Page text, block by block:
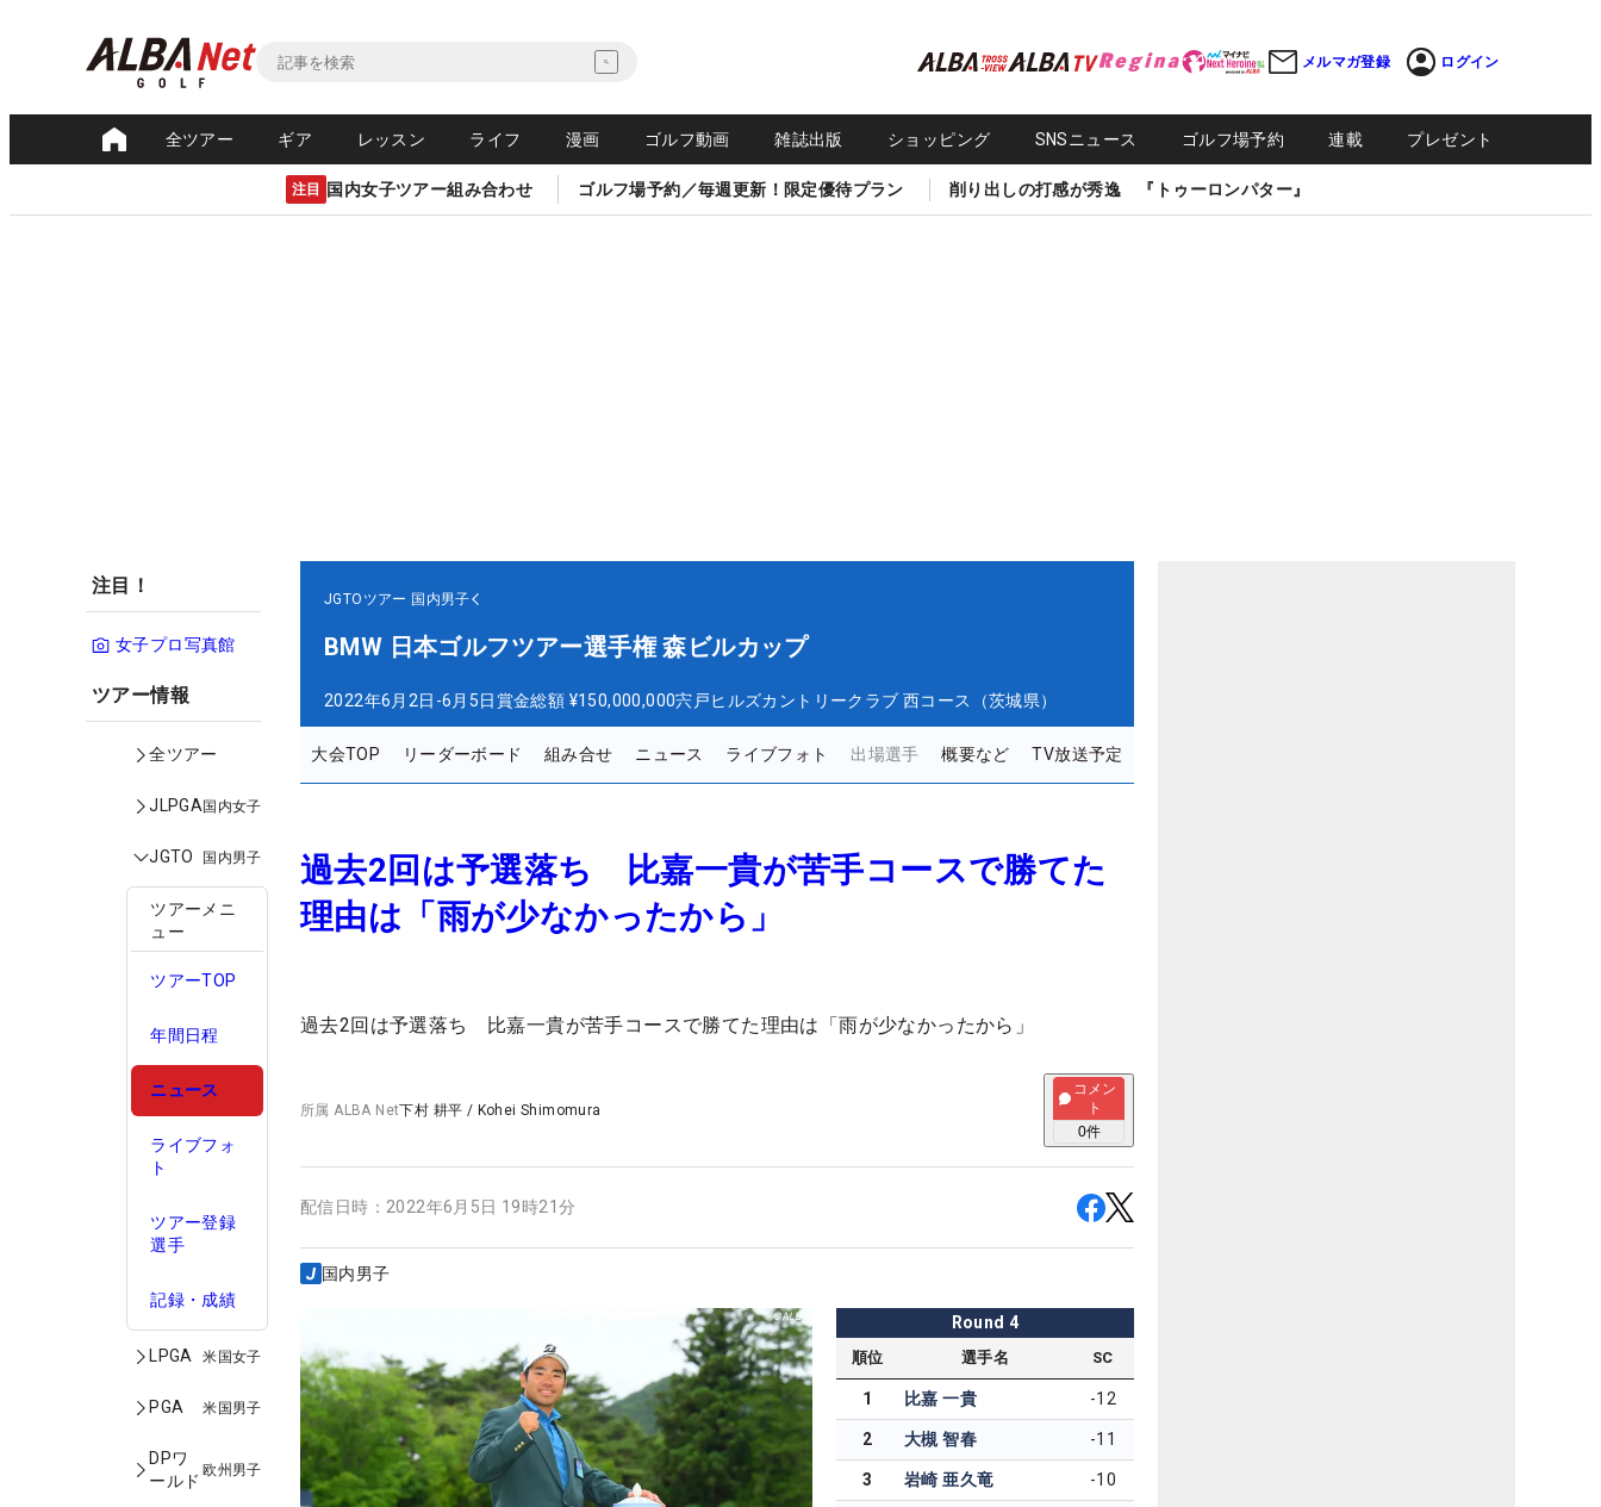
メルマガ登録 ログイン
全ツアー ギア レッスン ライフ 漫画 ゴルフ動画 雑誌出版 ショッピング SNSニュース ゴルフ場予約 連載 プレゼント
注目 国内女子ツアー組み合わせ ゴルフ場予約／毎週更新！限定優待プラン 削り出しの打感が秀逸 『トゥーロンパター』
注目！
女子プロ写真館
ツアー情報
全ツアー
JLPGA国内女子
JGTO 国内男子
ツアーメニ
ュー
ツアーTOP
年間日程
ニュース
ライブフォ
ト
ツアー登録
選手
記録・成績
LPGA 米国女子
PGA 米国男子
DPワ
ールド
欧州男子
JGTOツアー 国内男子
BMW 日本ゴルフツアー選手権 森ビルカップ
2022年6月2日-6月5日賞金総額 ¥150,000,000宍戸ヒルズカントリークラブ 西コース（茨城県）
大会TOP リーダーボード 組み合せ ニュース ライブフォト 出場選手 概要など TV放送予定
過去2回は予選落ち 比嘉一貴が苦手コースで勝てた
理由は「雨が少なかったから」
過去2回は予選落ち 比嘉一貴が苦手コースで勝てた理由は「雨が少なかったから」
所属ALBA Net下村 耕平 / Kohei Shimomura
コメン
ト
0件
配信日時： 2022年6月5日 19時21分
国内男子
Round 4
順位 選手名 SC
1 比嘉 一貴 -12
2 大槻 智春 -11
3 岩崎 亜久竜 -10